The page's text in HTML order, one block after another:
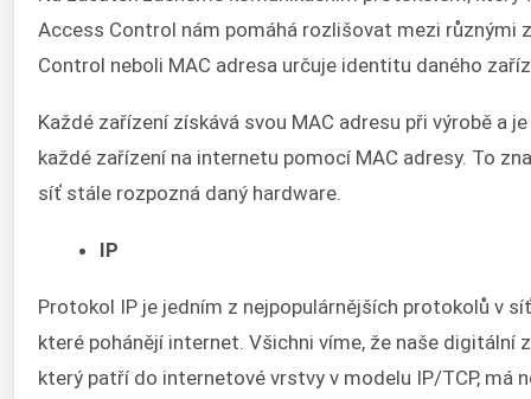
Access Control nám pomáhá rozlišovat mezi různými
Control neboli MAC adresa určuje identitu daného
Každé zařízení získává svou MAC adresu při výrobě a
každé zařízení na internetu pomocí MAC adresy. To
síť stále rozpozná daný hardware.
IP
Protokol IP je jedním z nejpopulárnějších protokolů v
které pohánějí internet. Všichni víme, že naše digitální
který patří do internetové vrstvy v modelu IP/TCP, má